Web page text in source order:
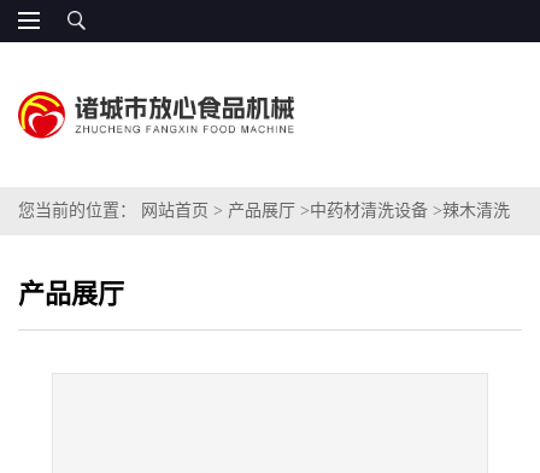
您当前的位置： 网站首页 > 产品展厅 >中药材清洗设备 >辣木清洗
产品展厅